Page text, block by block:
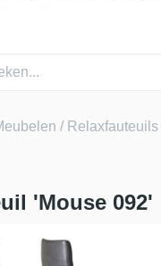
/ Relaxfauteuils
'Mouse 092'